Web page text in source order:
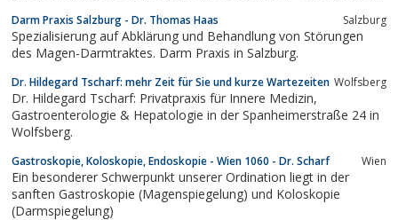
Ihre Gesundheit.
Darm Praxis Salzburg - Dr. Thomas Haas Salzburg
Spezialisierung auf Abklärung und Behandlung von Störungen
des Magen-Darmtraktes. Darm Praxis in Salzburg.
Dr. Hildegard Tscharf: mehr Zeit für Sie und kurze Wartezeiten Wolfsberg
Dr. Hildegard Tscharf: Privatpraxis für Innere Medizin,
Gastroenterologie & Hepatologie in der Spanheimerstraße 24 in
Wolfsberg.
Gastroskopie, Koloskopie, Endoskopie - Wien 1060 - Dr. Scharf Wien
Ein besonderer Schwerpunkt unserer Ordination liegt in der
sanften Gastroskopie (Magenspiegelung) und Koloskopie
(Darmspiegelung)